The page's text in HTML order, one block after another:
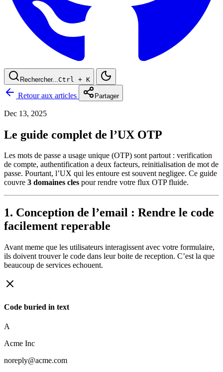
Rechercher... Ctrl + K
Retour aux articles Partager
Dec 13, 2025
Le guide complet de l’UX OTP
Les mots de passe a usage unique (OTP) sont partout : verification
de compte, authentification a deux facteurs, reinitialisation de mot de
passe. Pourtant, l’UX qui les entoure est souvent negligee. Ce guide
couvre 3 domaines cles pour rendre votre flux OTP fluide.
1. Conception de l’email : Rendre le code
facilement reperable
Avant meme que les utilisateurs interagissent avec votre formulaire,
ils doivent trouver le code dans leur boite de reception. C’est la que
beaucoup de services echouent.
Code buried in text
A
Acme Inc
noreply@acme.com